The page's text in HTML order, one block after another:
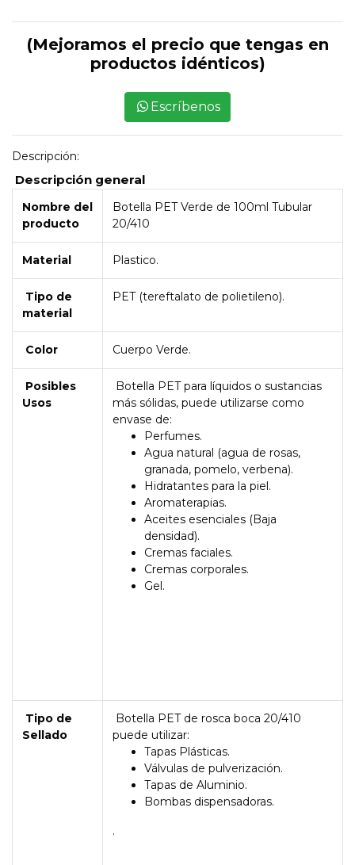
(Mejoramos el precio que tengas en
productos idénticos)
Escríbenos
Descripción:
Descripción general
Nombre del
producto
Botella PET Verde de 100ml Tubular
20/410
Material Plastico.
Tipo de
material
PET (tereftalato de polietileno).
Color Cuerpo Verde.
Posibles
Usos
Botella PET para líquidos o sustancias
más sólidas, puede utilizarse como
envase de:
Perfumes.
Agua natural (agua de rosas,
granada, pomelo, verbena).
Hidratantes para la piel.
Aromaterapias.
Aceites esenciales (Baja
densidad).
Cremas faciales.
Cremas corporales.
Gel.
Tipo de
Sellado
Botella PET de rosca boca 20/410
puede utilizar:
Tapas Plásticas.
Válvulas de pulverización.
Tapas de Aluminio.
Bombas dispensadoras.
.